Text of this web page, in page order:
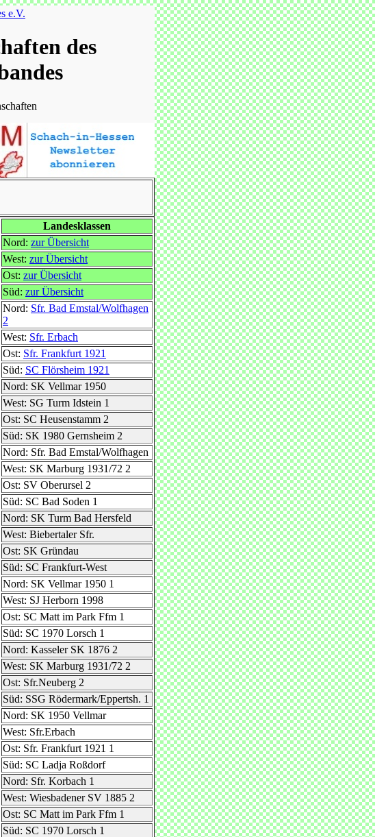
e.V.
des
Landesklassen
Nord: zur Übersicht
West: zur Übersicht
Ost: zur Übersicht
Süd: zur Übersicht
Nord: Sfr. Bad Emstal/Wolfhagen
2
West: Sfr. Erbach
Ost: Sfr. Frankfurt 1921
Süd: SC Flörsheim 1921
Nord: SK Vellmar 1950
West: SG Turm Idstein 1
Ost: SC Heusenstamm 2
Süd: SK 1980 Gernsheim 2
Nord: Sfr. Bad Emstal/Wolfhagen
West: SK Marburg 1931/72 2
Ost: SV Oberursel 2
Süd: SC Bad Soden 1
Nord: SK Turm Bad Hersfeld
West: Biebertaler Sfr.
Ost: SK Gründau
Süd: SC Frankfurt-West
Nord: SK Vellmar 1950 1
West: SJ Herborn 1998
Ost: SC Matt im Park Ffm 1
Süd: SC 1970 Lorsch 1
Nord: Kasseler SK 1876 2
West: SK Marburg 1931/72 2
Ost: Sfr.Neuberg 2
Süd: SSG Rödermark/Eppertsh. 1
Nord: SK 1950 Vellmar
West: Sfr.Erbach
Ost: Sfr. Frankfurt 1921 1
Süd: SC Ladja Roßdorf
Nord: Sfr. Korbach 1
West: Wiesbadener SV 1885 2
Ost: SC Matt im Park Ffm 1
Süd: SC 1970 Lorsch 1